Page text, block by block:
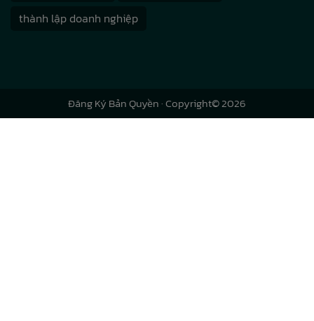
thành lập doanh nghiệp
Đăng Ký Bản Quyền· Copyright© 2026